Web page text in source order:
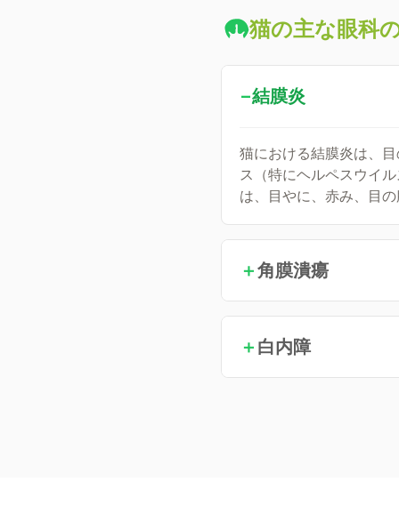
猫の主な眼科
−結膜炎
猫における結膜炎は、
ス（特にヘルペスウイ
は、目やに、赤み、目
＋角膜潰瘍
＋ 白内障